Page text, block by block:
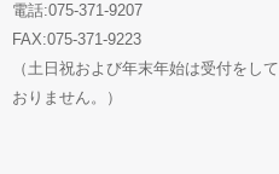
電話:075-371-9207
FAX:075-371-9223
（土日祝および年末年始は受付をして
おりません。）